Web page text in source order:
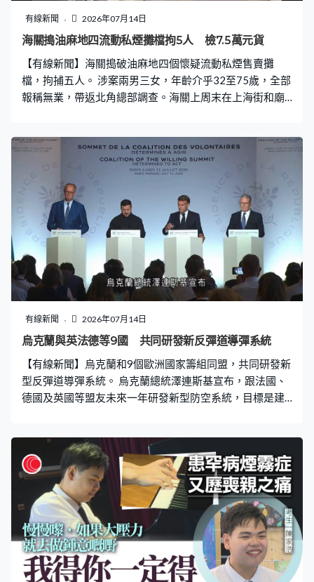
成績有信心，最終希望可入大學讀歷史。Jacky：「其實很
多朝代都是重複同一個故事線，興衰史都是這樣發展，所
以我會覺得世界大至一個朝代，小至一個人的事情，其實
很多事情都只不過是不斷重複地發生，但是人有沒有在當
中汲取到甚麼教訓
有線新聞 2026年07月14日
海關搗油麻地四流動私煙攤檔拘5人 檢7.5萬元貨
【有線新聞】海關搗破油麻地四個懷疑流動私煙售賣攤
檔，拘捕五人。 涉案兩男三女，年齡介乎32至75歲，全部
報稱無業，帶返北角總部調查。海關上周末在上海街和廟
有線新聞 2026年07月14日
烏克蘭與英法德等9國 共同研發新反彈道導彈系統
【有線新聞】烏克蘭和9個歐洲國家籌組同盟，共同研發新
型反彈道導彈系統。 烏克蘭總統澤連斯基宣布，跟法國、
德國及英國等盟友未來一年研發新型防空系統，目標是建
代現存系統。 法國總統馬克龍預期有助增強烏克蘭的防衛
力，又授權烏克蘭生產法國遠程巡航導彈等武器，將交付
16架陣風戰機，預期2028年投入應用。